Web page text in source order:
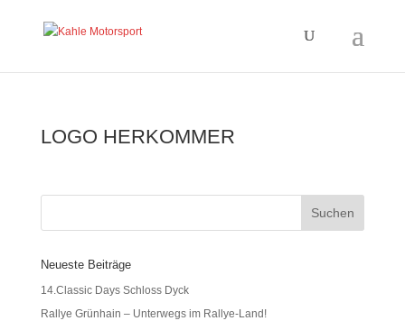
LOGO HERKOMMER
Neueste Beiträge
14.Classic Days Schloss Dyck
Rallye Grünhain – Unterwegs im Rallye-Land!